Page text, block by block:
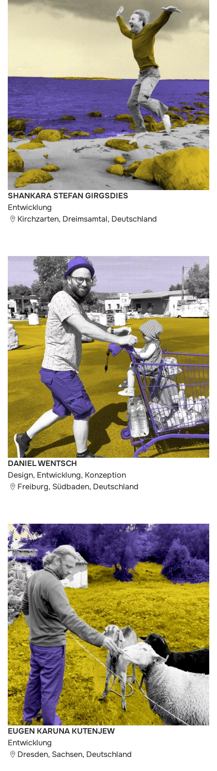
SHANKARA STEFAN GIRGSDIES
Entwicklung
Kirchzarten, Dreimsamtal, Deutschland
DANIEL WENTSCH
Design, Entwicklung, Konzeption
Freiburg, Südbaden, Deutschland
EUGEN KARUNA KUTENJEW
Entwicklung
Dresden, Sachsen, Deutschland